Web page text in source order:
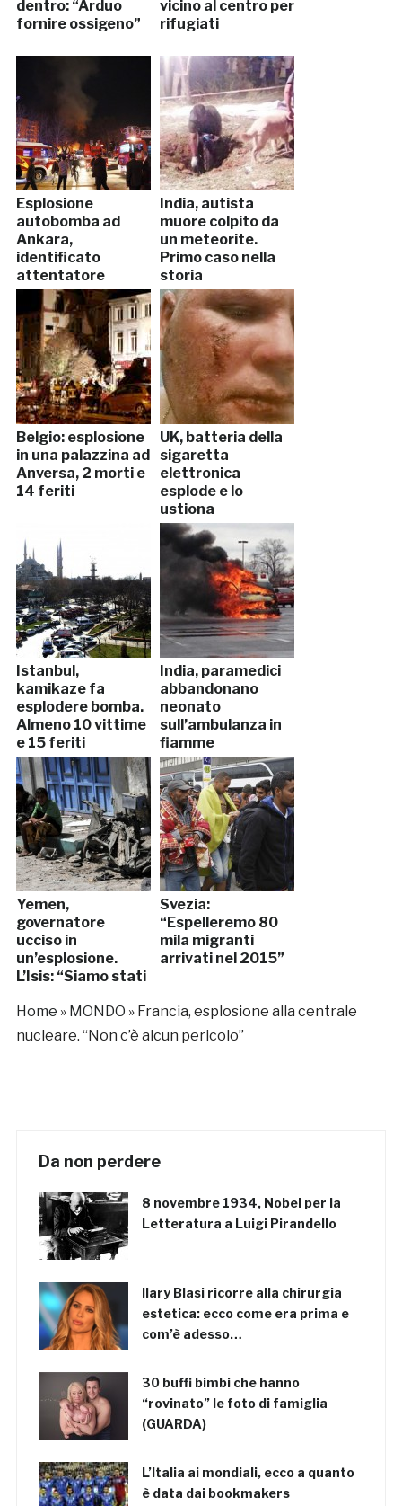
dentro: “Arduo
fornire ossigeno”
vicino al centro per
rifugiati
Esplosione
autobomba ad
Ankara,
identificato
attentatore
India, autista
muore colpito da
un meteorite.
Primo caso nella
storia
Belgio: esplosione
in una palazzina ad
Anversa, 2 morti e
14 feriti
UK, batteria della
sigaretta
elettronica
esplode e lo
ustiona
Istanbul,
kamikaze fa
esplodere bomba.
Almeno 10 vittime
e 15 feriti
India, paramedici
abbandonano
neonato
sull’ambulanza in
fiamme
Yemen,
governatore
ucciso in
un’esplosione.
L’Isis: “Siamo stati
Svezia:
“Espelleremo 80
mila migranti
arrivati nel 2015”
Home » MONDO » Francia, esplosione alla centrale
nucleare. “Non c’è alcun pericolo”
Da non perdere
8 novembre 1934, Nobel per la
Letteratura a Luigi Pirandello
Ilary Blasi ricorre alla chirurgia
estetica: ecco come era prima e
com’è adesso…
30 buffi bimbi che hanno
“rovinato” le foto di famiglia
(GUARDA)
L’Italia ai mondiali, ecco a quanto
è data dai bookmakers